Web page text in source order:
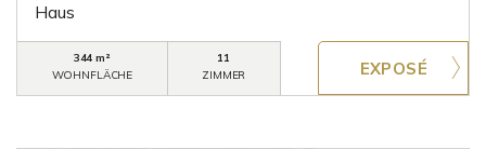
Haus
344 m²
WOHNFLÄCHE
11
ZIMMER